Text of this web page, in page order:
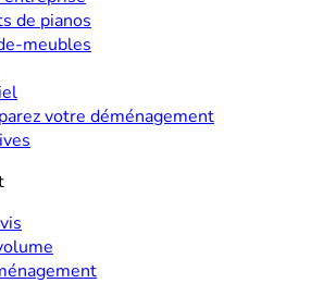
de pianos
meubles
votre déménagement